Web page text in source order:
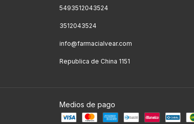
5493512043524
3512043524
info@farmacialvear.com
Republica de China 1151
Medios de pago